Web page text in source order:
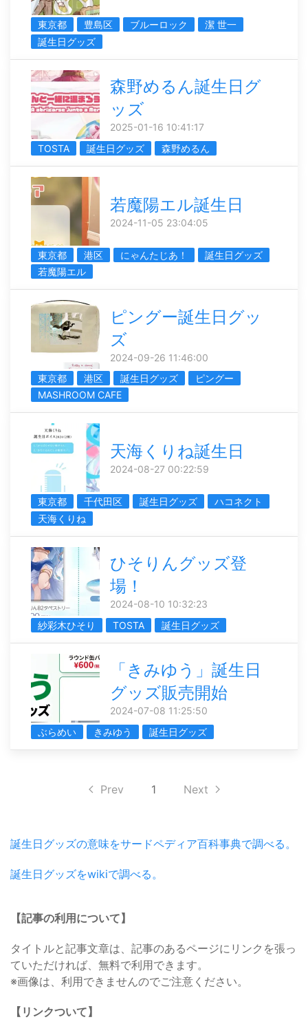
東京都 豊島区 ブルーロック
潔 世一
誕生日グッズ
森野めるん誕生日グ
ッズ
2025-01-16 10:41:17
TOSTA
誕生日グッズ 森野めるん
若魔陽エル誕生日
2024-11-05 23:04:05
東京都 港区 にゃんたじあ！
誕生日グッズ
若魔陽エル
ピングー誕生日グッ
ズ
2024-09-26 11:46:00
東京都
港区 誕生日グッズ
ピングー
MASHROOM CAFE
天海くりね誕生日
2024-08-27 00:22:59
東京都 千代田区 誕生日グッズ
ハコネクト
天海くりね
ひそりんグッズ登
場！
2024-08-10 10:32:23
紗彩木ひそり
TOSTA 誕生日グッズ
「きみゆう」誕生日
グッズ販売開始
2024-07-08 11:25:50
ぶらめい
きみゆう 誕生日グッズ
Prev 1 Next
誕生日グッズの意味をサードペディア百科事典で調べる。
誕生日グッズをwikiで調べる。
【記事の利用について】
タイトルと記事文章は、記事のあるページにリンクを張っ
ていただければ、無料で利用できます。
※画像は、利用できませんのでご注意ください。
【リンクついて】